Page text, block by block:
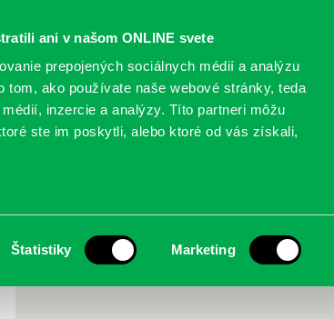
ani v našom ONLINE svete
prepojených sociálnych médií a analýzu
ako používate naše webové stránky, teda
inzercie a analýzy. Títo partneri môžu
ste im poskytli, alebo ktoré od vás získali,
Štatistiky Marketing
POBOČKY O KNIŽNICI